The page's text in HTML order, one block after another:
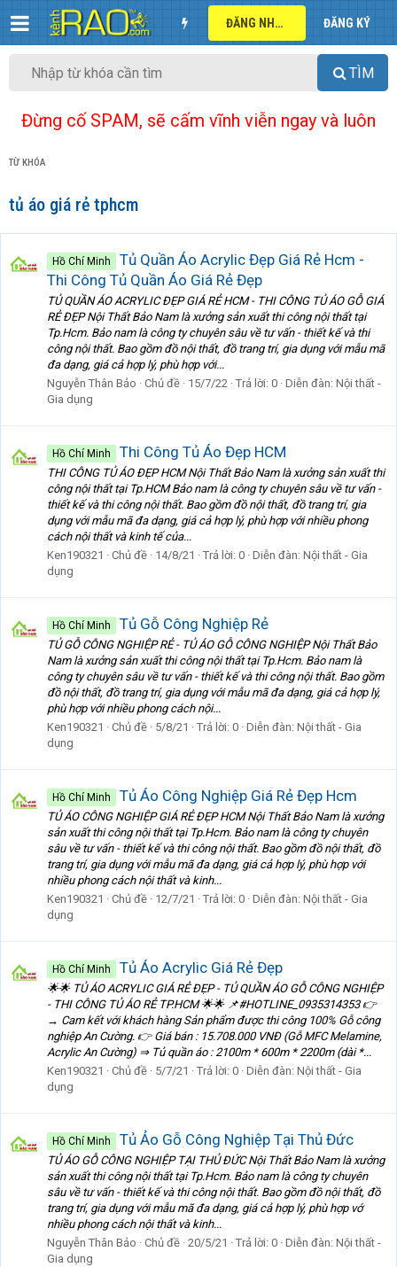
ĐĂNG NHẬP ĐĂNG KÝ
TÌM
Đừng cố SPAM, sẽ cấm vĩnh viễn ngay và luôn
TỪ KHÓA
tủ áo giá rẻ tphcm
Hồ Chí Minh
Tủ Quần Áo Acrylic Đẹp Giá Rẻ Hcm -
Thi Công Tủ Quần Áo Giá Rẻ Đẹp
TỦ QUẦN ÁO ACRYLIC ĐẸP GIÁ RẺ HCM - THI CÔNG TỦ ÁO GỖ GIÁ
RẺ ĐẸP Nội Thất Bảo Nam là xưởng sản xuất thi công nội thất tại
Tp.Hcm. Bảo nam là công ty chuyên sâu về tư vấn - thiết kế và thi
công nội thất. Bao gồm đồ nội thất, đồ trang trí, gia dụng với mẫu mã
đa dạng, giá cả hợp lý, phù hợp với...
Nguyễn Thân Bảo
Chủ đề 15/7/22 Trả lời: 0 Diễn đàn: Nội thất -
Gia dụng
Hồ Chí Minh Thi Công Tủ Áo Đẹp HCM
THI CÔNG TỦ ÁO ĐẸP HCM Nội Thất Bảo Nam là xưởng sản xuất thi
công nội thất tại Tp.HCM Bảo nam là công ty chuyên sâu về tư vấn -
thiết kế và thi công nội thất. Bao gồm đồ nội thất, đồ trang trí, gia
dụng với mẫu mã đa dạng, giá cả hợp lý, phù hợp với nhiều phong
cách nội thất và kinh tế của...
Ken190321
Chủ đề 14/8/21 Trả lời: 0 Diễn đàn: Nội thất - Gia
dụng
Hồ Chí Minh Tủ Gỗ Công Nghiệp Rẻ
TỦ GỖ CÔNG NGHIỆP RẺ - TỦ ÁO GỖ CÔNG NGHIỆP Nội Thất Bảo
Nam là xưởng sản xuất thi công nội thất tại Tp.Hcm. Bảo nam là
công ty chuyên sâu về tư vấn - thiết kế và thi công nội thất. Bao gồm
đồ nội thất, đồ trang trí, gia dụng với mẫu mã đa dạng, giá cả hợp lý,
phù hợp với nhiều phong cách nội...
Ken190321
Chủ đề 5/8/21 Trả lời: 0 Diễn đàn: Nội thất - Gia
dụng
Hồ Chí Minh Tủ Áo Công Nghiệp Giá Rẻ Đẹp Hcm
TỦ ÁO CÔNG NGHIỆP GIÁ RẺ ĐẸP HCM Nội Thất Bảo Nam là xưởng
sản xuất thi công nội thất tại Tp.Hcm. Bảo nam là công ty chuyên
sâu về tư vấn - thiết kế và thi công nội thất. Bao gồm đồ nội thất, đồ
trang trí, gia dụng với mẫu mã đa dạng, giá cả hợp lý, phù hợp với
nhiều phong cách nội thất và kinh...
Ken190321
Chủ đề 12/7/21 Trả lời: 0 Diễn đàn: Nội thất - Gia
dụng
Hồ Chí Minh Tủ Áo Acrylic Giá Rẻ Đẹp
🌟🌟 TỦ ÁO ACRYLIC GIÁ RẺ ĐẸP - TỦ QUẦN ÁO GỖ CÔNG NGHIỆP
- THI CÔNG TỦ ÁO RẺ TP.HCM 🌟🌟 📌#HOTLINE_0935314353 👉
→ Cam kết với khách hàng Sản phẩm được thi công 100% Gỗ công
nghiệp An Cường. 👉 Giá bán : 15.708.000 VNĐ (Gỗ MFC Melamine,
Acrylic An Cường) ⇒ Tủ quần áo : 2100m * 600m * 2200m (dài *...
Ken190321
Chủ đề 5/7/21 Trả lời: 0 Diễn đàn: Nội thất - Gia
dụng
Hồ Chí Minh Tủ Ảo Gỗ Công Nghiệp Tại Thủ Đức
TỦ ÁO GỖ CÔNG NGHIỆP TẠI THỦ ĐỨC Nội Thất Bảo Nam là xưởng
sản xuất thi công nội thất tại Tp.Hcm. Bảo nam là công ty chuyên
sâu về tư vấn - thiết kế và thi công nội thất. Bao gồm đồ nội thất, đồ
trang trí, gia dụng với mẫu mã đa dạng, giá cả hợp lý, phù hợp vớ
nhiều phong cách nội thất và kinh...
Nguyễn Thân Bảo
Chủ đề 20/5/21 Trả lời: 0 Diễn đàn: Nội thất -
Gia dụng